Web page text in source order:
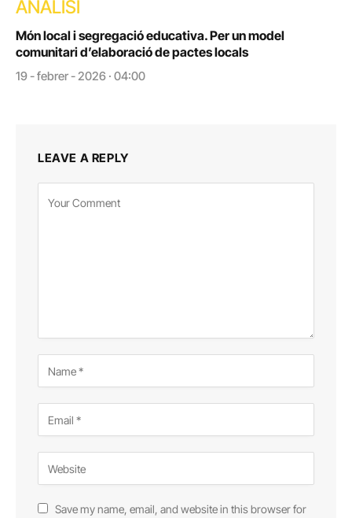
ANÀLISI
Món local i segregació educativa. Per un model
comunitari d’elaboració de pactes locals
19 - febrer - 2026 · 04:00
LEAVE A REPLY
Save my name, email, and website in this browser for